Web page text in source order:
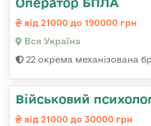
від 21000 до 190000 грн
Вся Україна
22 окрема механізована
Військовий
від 21000 до 30000 грн